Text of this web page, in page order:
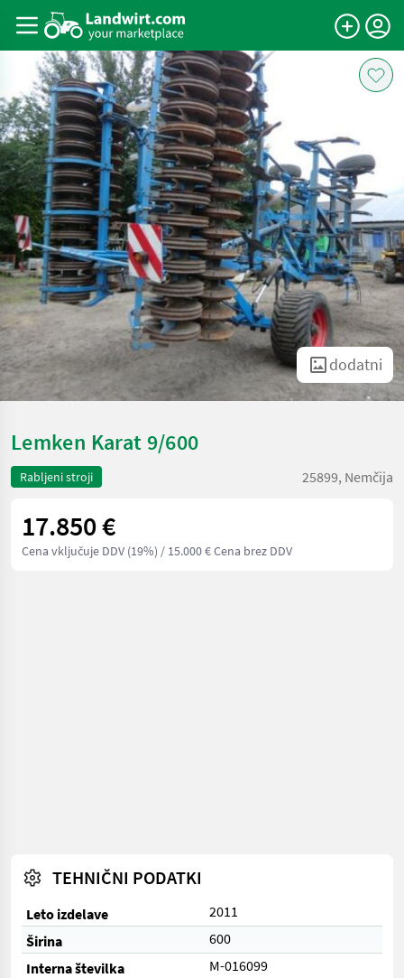
dodatni
Lemken Karat 9/600
Rabljeni stroji 25899, Nemčija
17.850 €
Cena vključuje DDV (19%) / 15.000 € Cena brez DDV
TEHNIČNI PODATKI
Leto izdelave
2011
Širina
600
Interna številka
M-016099